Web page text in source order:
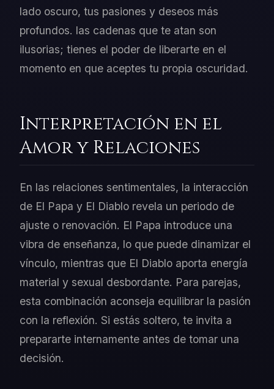
lado oscuro, tus pasiones y deseos más
profundos. las cadenas que te atan son
ilusorias; tienes el poder de liberarte en el
momento en que aceptes tu propia oscuridad.
Interpretación en el
Amor y Relaciones
En las relaciones sentimentales, la interacción
de El Papa y El Diablo revela un periodo de
ajuste o renovación. El Papa introduce una
vibra de enseñanza, lo que puede dinamizar el
vínculo, mientras que El Diablo aporta energía
material y sexual desbordante. Para parejas,
esta combinación aconseja equilibrar la pasión
con la reflexión. Si estás soltero, te invita a
prepararte internamente antes de tomar una
decisión.